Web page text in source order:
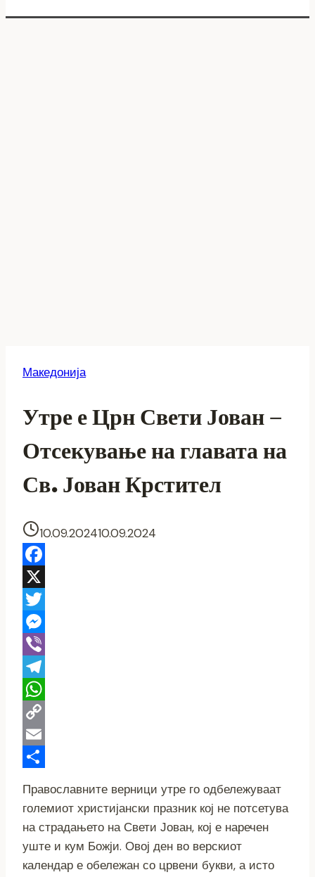
Македонија
Утре е Црн Свети Јован –
Отсекување на главата на
Св. Јован Крстител
10.09.202410.09.2024
Facebook
X
Twitter
Messenger
Viber
Telegram
WhatsApp
Copy
Link
Email
Православните верници утре го одбележуваат
големиот христијански празник кој не потсетува
на страдањето на Свети Јован, кој е наречен
уште и кум Божји. Овој ден во верскиот
календар е обележан со црвени букви, а исто